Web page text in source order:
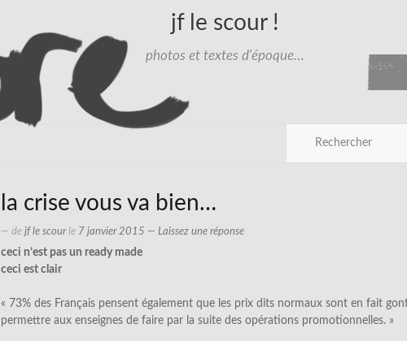
jf le scour !
photos et textes d'époque…
la crise vous va bien…
— de jf le scourle 7 janvier 2015 — Laissez une réponse
ceci n’est pas un ready made
ceci est clair
« 73% des Français pensent également que les prix dits normaux sont en fait
permettre aux enseignes de faire par la suite des opérations promotionnelles. »